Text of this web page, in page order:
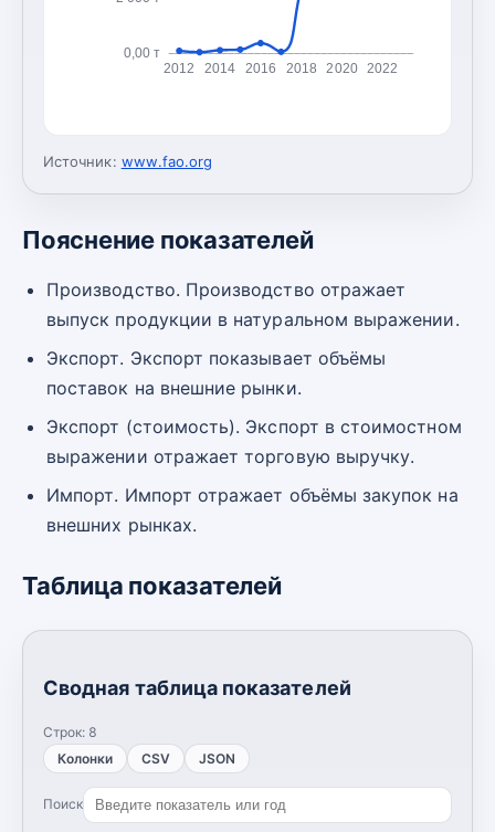
0,00 т
2012 2014 2016 2018 2020 2022
Источник: www.fao.org
Пояснение показателей
Производство. Производство отражает
выпуск продукции в натуральном выражении.
Экспорт. Экспорт показывает объёмы
поставок на внешние рынки.
Экспорт (стоимость). Экспорт в стоимостном
выражении отражает торговую выручку.
Импорт. Импорт отражает объёмы закупок на
внешних рынках.
Таблица показателей
Сводная таблица показателей
Строк: 8
Колонки
CSV JSON
Поиск